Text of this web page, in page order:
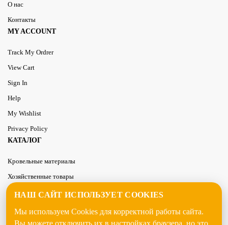
О нас
Контакты
MY ACCOUNT
Track My Ordrer
View Cart
Sign In
Help
My Wishlist
Privacy Policy
КАТАЛОГ
Кровельные материалы
Хозяйственные товары
Строительно-ремонтный инвентарь
Строительные плиты и панели
Сухие смеси и грунтовки
НАШ САЙТ ИСПОЛЬЗУЕТ COOKIES
Мы используем Cookies для корректной работы сайта.
Вы можете отключить их в настройках браузера, но это